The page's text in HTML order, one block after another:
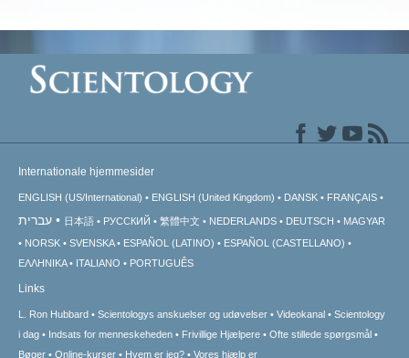
Internationale hjemmesider
ENGLISH (US/International) ENGLISH (United Kingdom) DANSK FRANÇAIS
עברית 日本語 РУССКИЙ 繁體中文 NEDERLANDS DEUTSCH
MAGYAR
NORSK
SVENSKA ESPAÑOL (LATINO)
ESPAÑOL (CASTELLANO)
ΕΛΛΗΝΙΚA
ITALIANO PORTUGUÊS
Links
L. Ron Hubbard Scientologys anskuelser og udøvelser Videokanal
Scientology
i dag
Indsats for menneskeheden Frivillige Hjælpere
Ofte stillede spørgsmål
Bøger
Online-kurser Hvem er jeg? Vores hjælp er